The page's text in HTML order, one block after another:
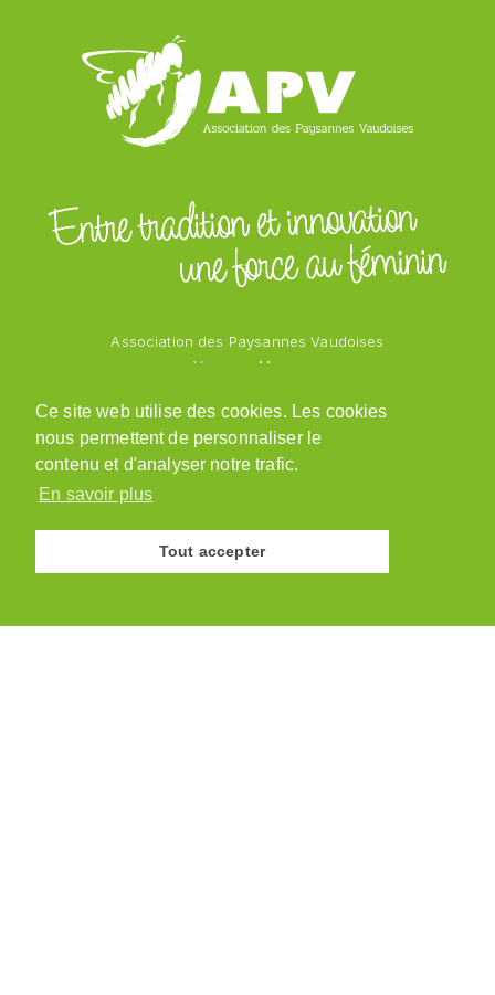
Ce site web utilise des cookies. Les cookies
nous permettent de personnaliser le
contenu et d'analyser notre trafic.
En savoir plus
Tout accepter
Association des Paysannes Vaudoises
Vanessa Mayor
1543 Grandcour
079 218 48 69
admin@paysannesvaudoises.ch
© Association des Paysannes Vaudoises · 2026